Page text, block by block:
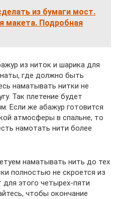
из бумаги мост.
макета. Подробная
из ниток и шарика для
где должно быть
наматывать нитки не
Так плетение будет
Если же абажур готовится
атмосферы в спальне, то
намотать нити более
наматывать нить до тех
полностью не скроется из
для этого четырех-пяти
чтобы окончание